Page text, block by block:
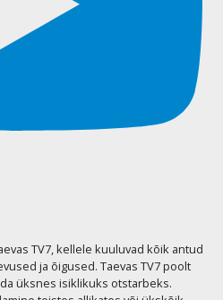
TV7, kellele kuuluvad kõik antud
ja õigused. Taevas TV7 poolt
üksnes isiklikuks otstarbeks.